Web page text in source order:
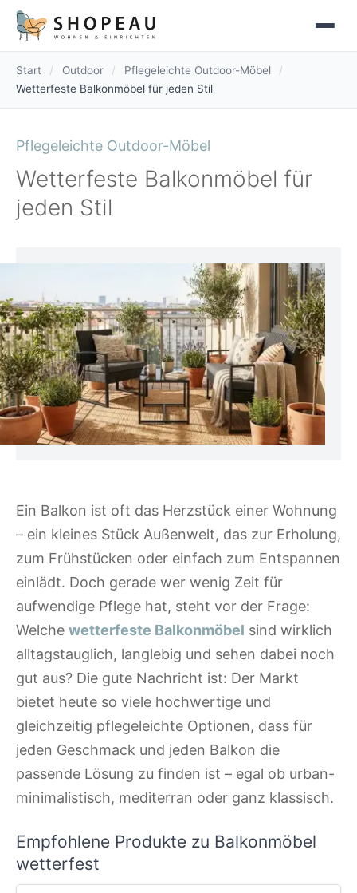
Start / Outdoor / Pflegeleichte Outdoor-Möbel
/
Wetterfeste Balkonmöbel für jeden Stil
Pflegeleichte Outdoor-Möbel
Wetterfeste Balkonmöbel für
jeden Stil
Ein Balkon ist oft das Herzstück einer Wohnung
– ein kleines Stück Außenwelt, das zur Erholung,
zum Frühstücken oder einfach zum Entspannen
einlädt. Doch gerade wer wenig Zeit für
aufwendige Pflege hat, steht vor der Frage:
Welche wetterfeste Balkonmöbel sind wirklich
alltagstauglich, langlebig und sehen dabei noch
gut aus? Die gute Nachricht ist: Der Markt
bietet heute so viele hochwertige und
gleichzeitig pflegeleichte Optionen, dass für
jeden Geschmack und jeden Balkon die
passende Lösung zu finden ist – egal ob urban-
minimalistisch, mediterran oder ganz klassisch.
Empfohlene Produkte zu Balkonmöbel
wetterfest